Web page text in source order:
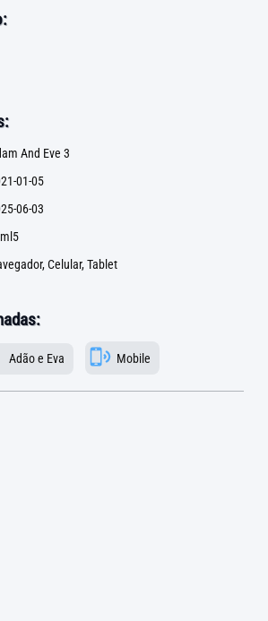
And Eve 3
01-05
06-03
Celular, Tablet
Adão e Eva Mobile